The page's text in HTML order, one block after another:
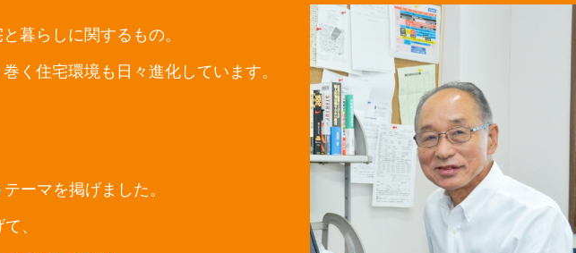
暮らしに関するもの。
く住宅環境も日々進化しています。
ーマを掲げました。
、